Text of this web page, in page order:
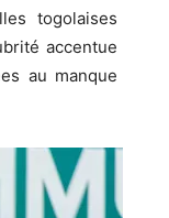
togolaises
accentue
au manque